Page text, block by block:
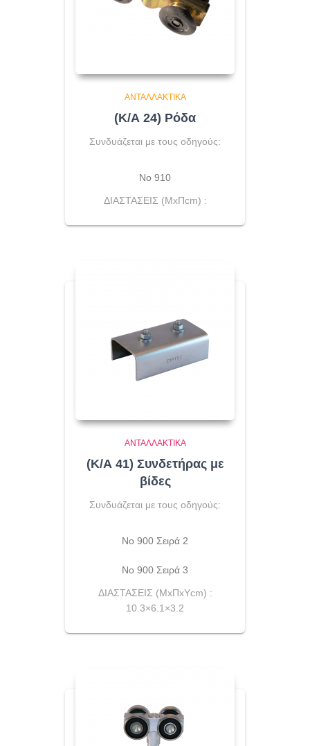
ΑΝΤΑΛΛΑΚΤΙΚΆ
(Κ/Α 24) Ρόδα
Συνδυάζεται με τους οδηγούς:
No 910
ΔΙΑΣΤΑΣΕΙΣ (ΜxΠcm) :
ΑΝΤΑΛΛΑΚΤΙΚΆ
(Κ/Α 41) Συνδετήρας με
βίδες
Συνδυάζεται με τους οδηγούς:
No 900 Σειρά 2
Νο 900 Σειρά 3
ΔΙΑΣΤΑΣΕΙΣ (ΜxΠxΥcm) :
10.3×6.1×3.2